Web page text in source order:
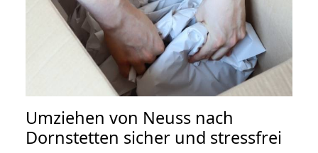
Umziehen von Neuss nach
Dornstetten sicher und stressfrei